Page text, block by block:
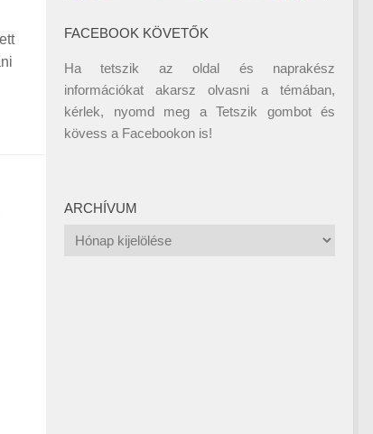
FACEBOOK KÖVETŐK
Ha tetszik az oldal és naprakész
információkat akarsz olvasni a témában,
kérlek, nyomd meg a Tetszik gombot és
kövess a Facebookon is!
ARCHÍVUM
Archívum